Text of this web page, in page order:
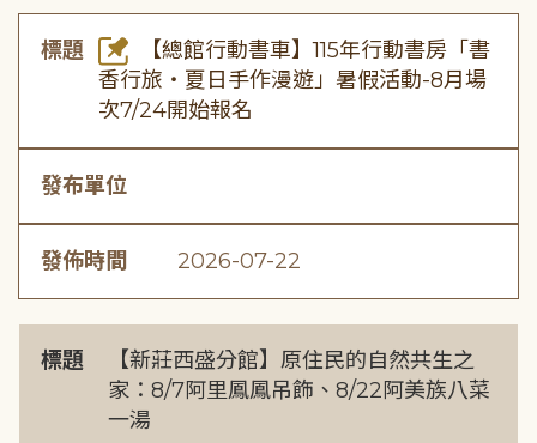
標題
【總館行動書車】115年行動書房「書
香行旅・夏日手作漫遊」暑假活動-8月場
次7/24開始報名
發布單位
發佈時間 2026-07-22
標題
【新莊西盛分館】原住民的自然共生之
家：8/7阿里鳳鳳吊飾、8/22阿美族八菜
一湯